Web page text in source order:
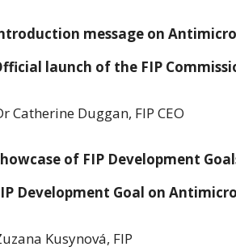
message on
launch of the FIP
Catherine Duggan, FIP CEO
of FIP Development
Development Goal on
Kusynová, FIP